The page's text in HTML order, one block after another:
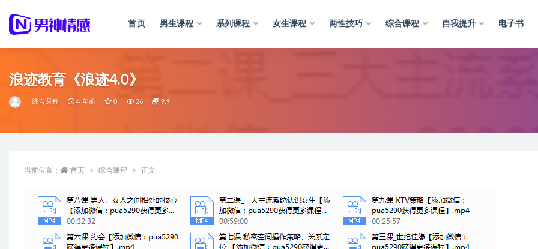
首页 男生课程 系列课程 女生课程 两性技巧 综合课程 自我提升 电子书
浪迹教育《浪迹4.0》
综合课程 4 年前 0 26 9.9
当前位置： 首页 综合课程 正文